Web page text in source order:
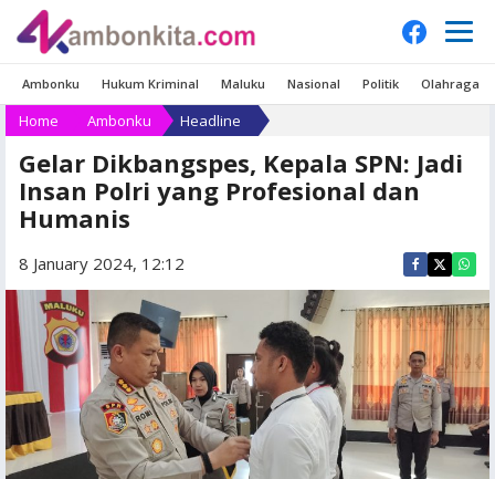
Ambonku Hukum Kriminal Maluku Nasional Politik Olahraga
Home Ambonku Headline
Gelar Dikbangspes, Kepala SPN: Jadi
Insan Polri yang Profesional dan
Humanis
8 January 2024, 12:12